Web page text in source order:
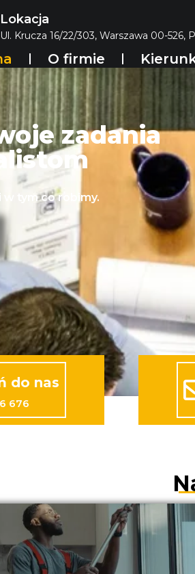
Lokacja
Ul. Krucza 16/22/303, Warszawa 00-526,
O firmie
zadania
w tym co robimy.
do nas
676